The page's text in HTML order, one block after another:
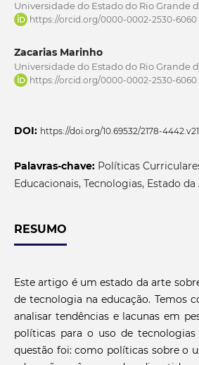
Universidade do Estado do Rio Grande
https://orcid.org/0000-0002-2530-6060
Zacarias Marinho
Universidade do Estado do Rio Grande
https://orcid.org/0000-0002-2530-6060
DOI: https://doi.org/10.69532/2178-
Palavras-chave: Políticas
Educacionais, Tecnologias, Estado
RESUMO
Este artigo é um estado da arte
de tecnologia na educação. Temos
analisar tendências e lacunas em
políticas para o uso de tecnologias
questão foi: como políticas sobre o